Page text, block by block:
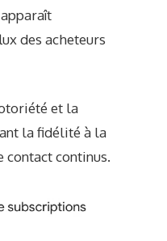
des acheteurs
et la
la fidélité à la
contact continus.